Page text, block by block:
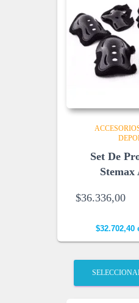
Set De
Stemax
$36.336,00
$32.702,40